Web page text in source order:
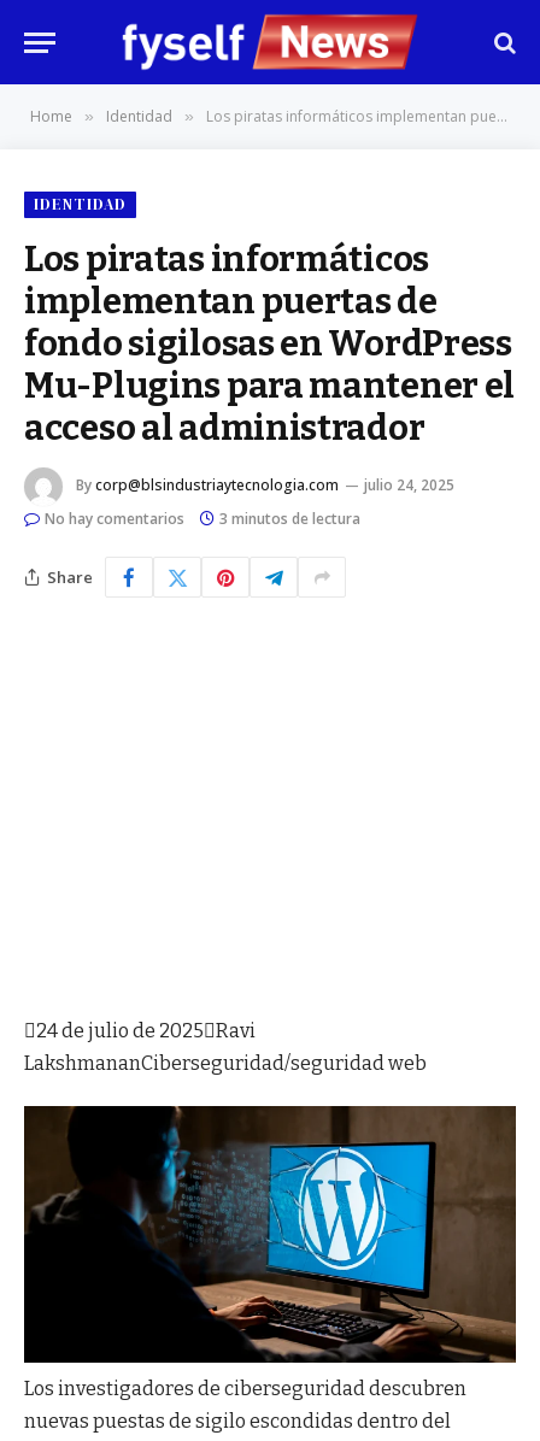
Home » Identidad » Los piratas informáticos implementan puertas de fondo sigilosas en WordPress Mu-Plugins para mantener el acceso al administrador
IDENTIDAD
Los piratas informáticos
implementan puertas de
fondo sigilosas en WordPress
Mu-Plugins para mantener el
acceso al administrador
Bycorp@blsindustriaytecnologia.com
julio 24, 2025
No hay comentarios
3 minutos de lectura
Share
24 de julio de 2025Ravi
LakshmananCiberseguridad/seguridad web
Los investigadores de ciberseguridad descubren
nuevas puestas de sigilo escondidas dentro del